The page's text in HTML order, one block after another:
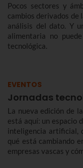
Pocos sectores y
cambios derivados de
análisis del dato. Y
alimentaria no
tecnológica.
EVENTOS
Jornadas
La nueva edición de
está aquí: un espacio
inteligencia artificial,
qué está cambiando
empresas vascas y